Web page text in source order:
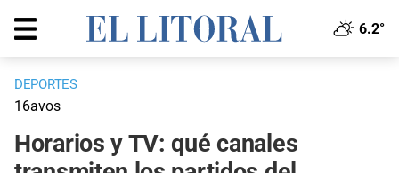
6.2°
DEPORTES
16avos
Horarios y TV: qué canales